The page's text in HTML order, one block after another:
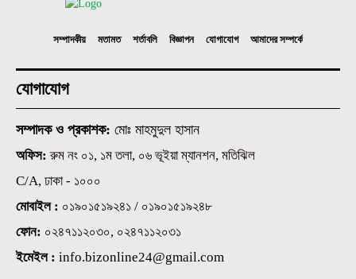
সম্পাদকীয় মতামত শর্তাবলি বিজ্ঞাপন যোগাযোগ আমাদের সম্পর্কে
যোগাযোগ
সম্পাদক ও প্রকাশক: মোঃ মাহমুদুল হাসান
অফিস:রুম নং ০১, ১ম তলা, ০৬ ভূইয়া ম্যানশন, মতিঝিল
C/A, ঢাকা - ১০০০
মোবাইল : ০১৯০১৫১৯২৪১ / ০১৯০১৫১৯২৪৮
ফোন: ০২৪৭১১২০৩০, ০২৪৭১১২০৩১
ইমেইল : info.bizonline24@gmail.com